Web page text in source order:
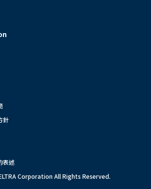
針
表述
Corporation All Rights Reserved.